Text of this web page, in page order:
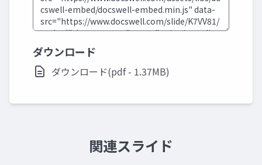
ダウンロード
ダウンロード(pdf - 1.37MB)
関連スライド